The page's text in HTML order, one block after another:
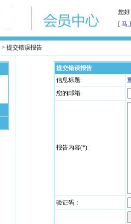
您
[ 马
> 提交错误报告
提交错误报告
信息标题:
您的邮箱:
报告内容(*):
验证码：